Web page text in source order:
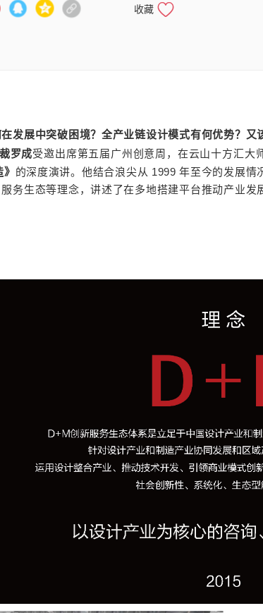
收藏
发展中突破困境？全产业链设计模式有何优势？又
罗成受邀出席第五届广州创意周，在云山十方汇大
的深度演讲。他结合浪尖从 1999 年至今的发展
务生态等理念，讲述了在多地搭建平台推动产业